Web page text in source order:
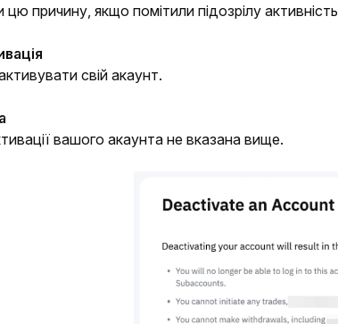
причину, якщо помітили підозрілу
свій акаунт.
вашого акаунта не вказана вище.